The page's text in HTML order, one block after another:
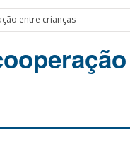
entre crianças